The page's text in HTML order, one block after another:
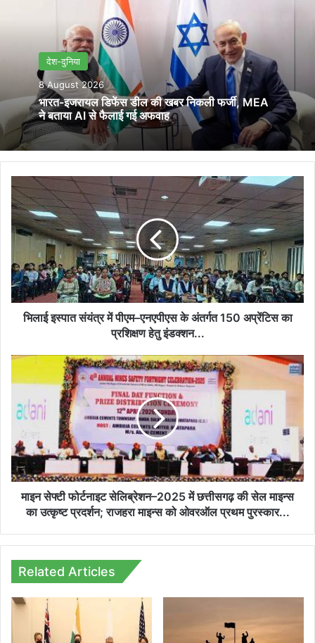
देश-दुनिया
8 August 2026
भारत-इजरायल डिफेंस डील की खबर निकली फर्जी, MEA
ने बताया AI से फैलाई गई अफवाह
भिलाई
इस्पात
संयंत्र
में
पीएम–
एनएपीएस
के
अंतर्गत
150
अप्रेंटिस
हेतु
इंडक्शन...
भिलाई इस्पात संयंत्र में पीएम–एनएपीएस के अंतर्गत 150 अप्रेंटिस का
प्रशिक्षण हेतु इंडक्शन...
माइन
सेफ्टी
सेलिब्रेशन–
2025
छत्तीसगढ़
की
सेल
माइन्स
प्रदर्शन;
माइन्स
को
ओवरऑल
प्रथम
पुरस्कार...
माइन सेफ्टी फोर्टनाइट सेलिब्रेशन–2025 में छत्तीसगढ़ की सेल माइन्स
का उत्कृष्ट प्रदर्शन; राजहरा माइन्स को ओवरऑल प्रथम पुरस्कार...
Related Articles